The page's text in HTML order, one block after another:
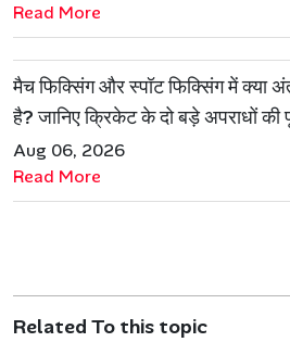
Read More
मैच फिक्सिंग और स्पॉट फिक्सिंग में क्या
है? जानिए क्रिकेट के दो बड़े अपराधों की
कहानी
Aug 06, 2026
Read More
Related To this topic